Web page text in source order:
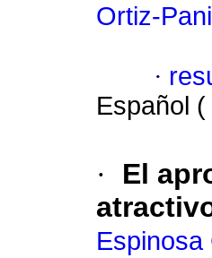
Ortiz-
·
Español (
·
El
Espinosa